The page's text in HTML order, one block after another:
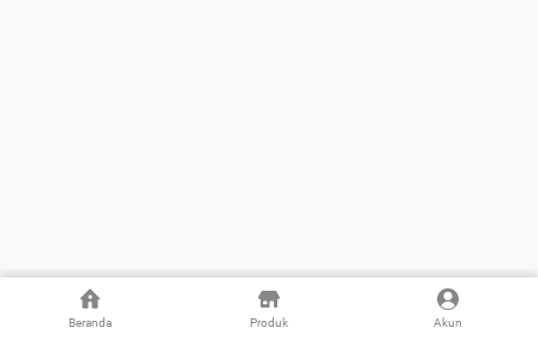
Beranda Produk Akun